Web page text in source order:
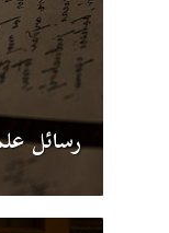
رسائل